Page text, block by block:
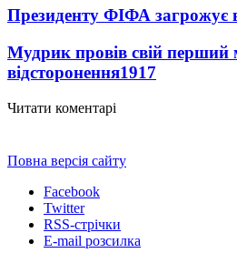
Президенту ФІФА загрожує
Мудрик провів свій перший
відсторонення1917
Читати коментарі
Повна версія сайту
Facebook
Twitter
RSS-стрічки
E-mail розсилка